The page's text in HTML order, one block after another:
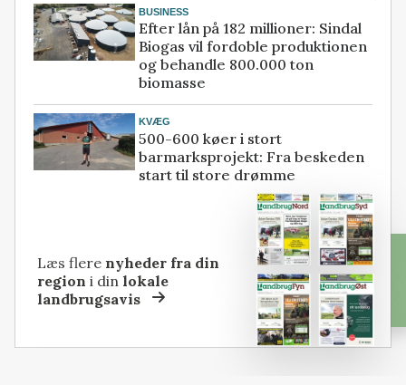
BUSINESS
Efter lån på 182 millioner: Sindal
Biogas vil fordoble produktionen
og behandle 800.000 ton
biomasse
KVÆG
500-600 køer i stort
barmarksprojekt: Fra beskeden
start til store drømme
Læs flere nyheder fra din
region i dinlokale
landbrugsavis